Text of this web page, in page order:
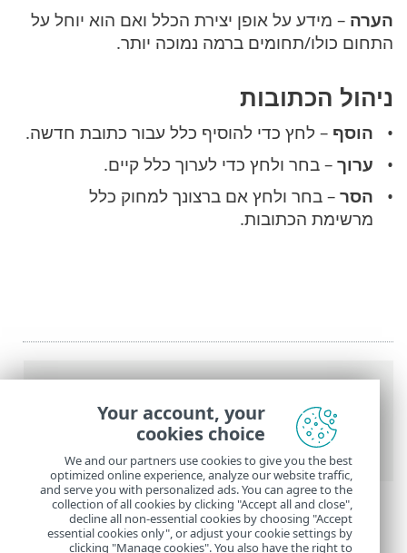
העזרה המקוונת של ESET >
ESET Small
Business Security
> רשימות כתובות
הערה – מידע על אופן יצירת הכלל ואם הוא יוחל על
התחום כולו/תחומים ברמה נמוכה יותר.
ניהול הכתובות
הוסף – לחץ כדי להוסיף כלל עבור כתובת חדשה.
ערוך – בחר ולחץ כדי לערוך כלל קיים.
הסר – בחר ולחץ אם ברצונך למחוק כלל
מרשימת הכתובות.
Your account, your
cookies choice
We and our partners use cookies to give you the best
optimized online experience, analyze our website traffic,
and serve you with personalized ads. You can agree to the
collection of all cookies by clicking "Accept all and close",
decline all non-essential cookies by choosing "Accept
essential cookies only", or adjust your cookie settings by
clicking "Manage cookies". You also have the right to